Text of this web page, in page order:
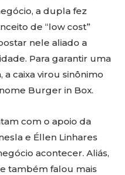
a dupla fez
de “low cost”
nele aliado a
Para garantir uma
caixa virou sinônimo
Burger in Box.
com o apoio da
e Éllen Linhares
acontecer. Aliás,
também falou mais